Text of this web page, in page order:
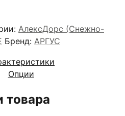
АлексДорс (Снежно-
Бренд: АРГУС
Опции
товара